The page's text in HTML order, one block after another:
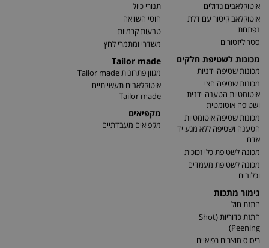
אוטוקלאבים גדולים
אוטוקלאב קיטור עם דלת
נפתחת
סטריליזטורים
מכונות לשטיפת חלקים
מכונות שטיפה ידניות
מכונות שטיפה חצי
אוטומטיות הטענה ידנית
ושטיפה אוטומטית
מכונות שטיפה אוטומטיות
הטענה ושטיפה ללא מגע יד
אדם
מכונה לשטיפת כלי זכוכית
מכונה לשטיפת מעמדים
וכלובים
גימור מתכות
התזת חול
התזת כדוריות (Shot
Peening)
ריסוס מוצרים רפואיים
תנורי כיול
חוטי השוואה
טבעות קרמיות
משדרי ומתמרי לחץ
Tailor made
מגוון פתרונות Tailor made
אוטוקלאבים תעשייתיים
Tailor made
מקפיאים
מקפיאים מעבדתיים